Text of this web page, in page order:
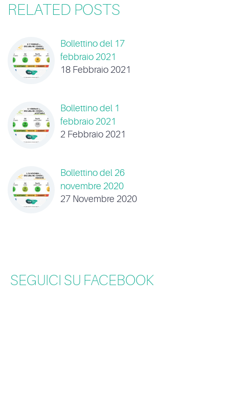
RELATED POSTS
Bollettino del 17
febbraio 2021
18 Febbraio 2021
Bollettino del 1
febbraio 2021
2 Febbraio 2021
Bollettino del 26
novembre 2020
27 Novembre 2020
SEGUICI SU FACEBOOK